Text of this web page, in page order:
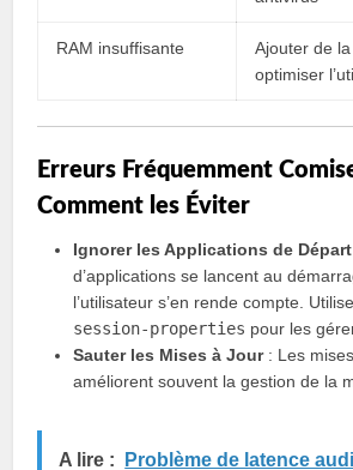
RAM insuffisante
Ajouter de
optimiser
Erreurs Fréquemment
Comment les Éviter
Ignorer les Applications de Départ
d’applications se lancent au
l’utilisateur s’en rende compte.
session-properties pour les
Sauter les Mises à Jour: Les
améliorent souvent la gestion de la
A lire : Problème de latence